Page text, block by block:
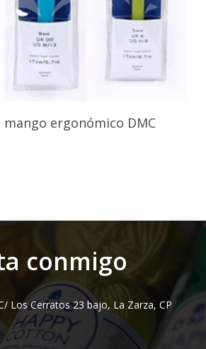
Seleccionar Opcionesergonómico DMC
conmigo
Los Cerratos 23 bajo, La Zarza, CP